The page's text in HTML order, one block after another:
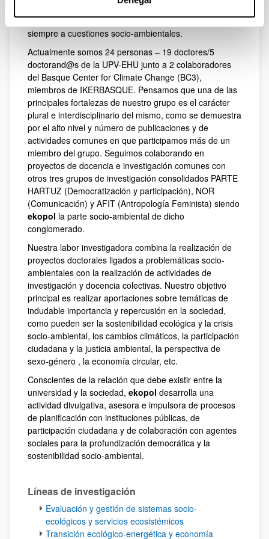
(Másteres y Programas de Doctorado, seminarios y
cursos, congresos…) y publicaciones comunes relativas
siempre a cuestiones socio-ambientales.
Actualmente somos 24 personas – 19 doctores/5
doctorand@s de la UPV-EHU junto a 2 colaboradores
del Basque Center for Climate Change (BC3),
miembros de IKERBASQUE. Pensamos que una de las
principales fortalezas de nuestro grupo es el carácter
plural e interdisciplinario del mismo, como se demuestra
por el alto nivel y número de publicaciones y de
actividades comunes en que participamos más de un
miembro del grupo. Seguimos colaborando en
proyectos de docencia e investigación comunes con
otros tres grupos de investigación consolidados PARTE
HARTUZ (Democratización y participación), NOR
(Comunicación) y AFIT (Antropología Feminista) siendo
ekopol la parte socio-ambiental de dicho
conglomerado.
Nuestra labor investigadora combina la realización de
proyectos doctorales ligados a problemáticas socio-
ambientales con la realización de actividades de
investigación y docencia colectivas. Nuestro objetivo
principal es realizar aportaciones sobre temáticas de
indudable importancia y repercusión en la sociedad,
como pueden ser la sostenibilidad ecológica y la crisis
socio-ambiental, los cambios climáticos, la participación
ciudadana y la justicia ambiental, la perspectiva de
sexo-género , la economía circular, etc.
Conscientes de la relación que debe existir entre la
universidad y la sociedad, ekopol desarrolla una
actividad divulgativa, asesora e impulsora de procesos
de planificación con instituciones públicas, de
participación ciudadana y de colaboración con agentes
sociales para la profundización democrática y la
sostenibilidad socio-ambiental.
Líneas de investigación
Evaluación y gestión de sistemas socio-
ecológicos y servicios ecosistémicos
Transición ecológico-energética y economía